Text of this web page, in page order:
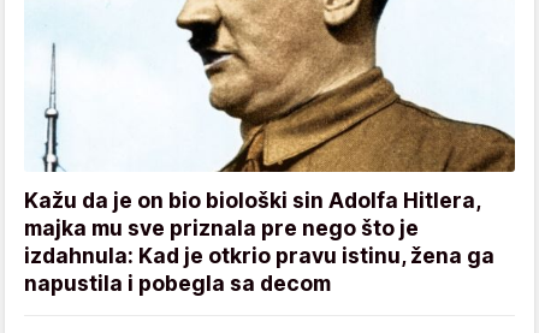
Kažu da je on bio biološki sin Adolfa Hitlera,
majka mu sve priznala pre nego što je
izdahnula: Kad je otkrio pravu istinu, žena ga
napustila i pobegla sa decom